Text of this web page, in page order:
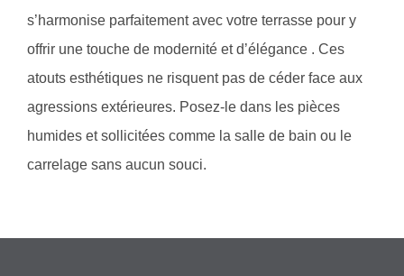
s’harmonise parfaitement avec votre terrasse pour y
offrir une touche de modernité et d’élégance . Ces
atouts esthétiques ne risquent pas de céder face aux
agressions extérieures. Posez-le dans les pièces
humides et sollicitées comme la salle de bain ou le
carrelage sans aucun souci.